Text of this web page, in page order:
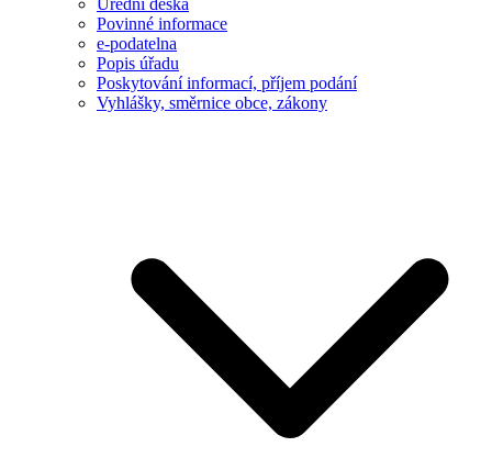
Úřední deska
Povinné informace
e-podatelna
Popis úřadu
Poskytování informací, příjem podání
Vyhlášky, směrnice obce, zákony